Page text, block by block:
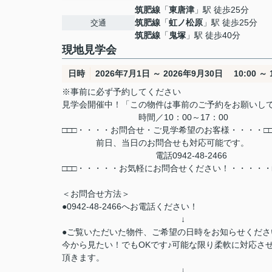
交通
筑肥線 「東唐津 」駅 徒歩25分
筑肥線 「虹ノ松原 」駅 徒歩25分
筑肥線 「 鬼塚 」駅 徒歩40分
現地見学会
日時
2026年7月1日 ～ 2026年9月30日 10:00 ～
※事前に必ず予約してください
見学会開催中！「この物件は事前のご予約をお願いし
時間／10：00～17：00
□□□・・・・お問合せ・ご見学希望のお客様・・・・
前日、当日のお問合せも対応可能です。
電話0942-48-2466
□□□・・・・・お気軽にお問合せください！・・・・
＜お問合せ方法＞
●0942-48-2466へお電話ください！
↓
●ご覧いただいた物件、ご希望の日時をお知らせくださ
今から見たい！でもOKです♪可能な限り柔軟に対応さ
頂きます。